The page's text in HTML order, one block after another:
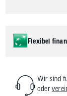
Flexibel
Wir sind
oder